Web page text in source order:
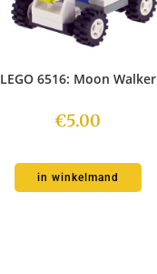
LEGO 6516: Moon Walker
€5.00
in winkelmand